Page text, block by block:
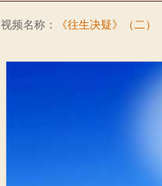
视频名称： 《往生决疑》（二